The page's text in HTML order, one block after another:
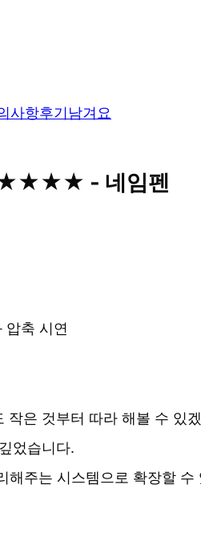
사항후기남겨요
★★★★★ - 네임펜
축 시연
은 것부터 따라 해볼 수 있
었습니다.
주는 시스템으로 확장할